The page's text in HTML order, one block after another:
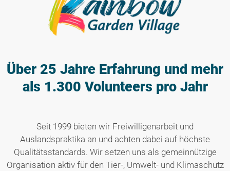
Über 25 Jahre Erfahrung und mehr
als 1.300 Volunteers pro Jahr
Seit 1999 bieten wir Freiwilligenarbeit und
Auslandspraktika an und achten dabei auf höchste
Qualitätsstandards. Wir setzen uns als gemeinnützige
Organisation aktiv für den Tier-, Umwelt- und Klimaschutz